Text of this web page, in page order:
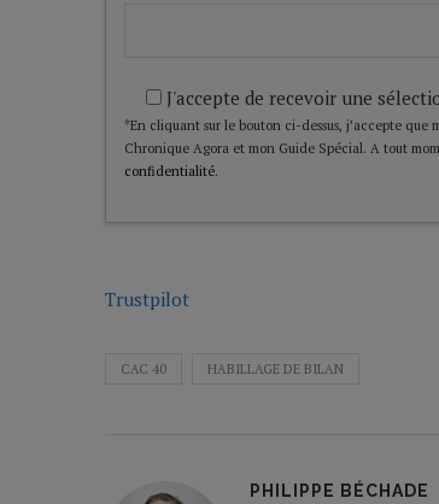
J'accepte de recevoir une
*En cliquant sur le bouton ci-dessus, j’accepte
Chronique Agora et mon Guide Spécial. A tout
confidentialité.
Trustpilot
CAC 40 HABILLAGE DE BILAN
PHILIPPE BÉCHADE